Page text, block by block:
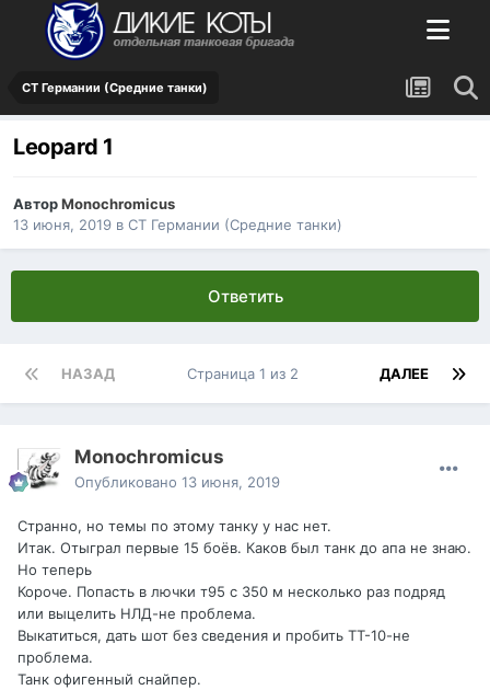
СТ Германии (Средние танки)
Leopard 1
АвторMonochromicus
13 июня, 2019 в СТ Германии (Средние танки)
Ответить
НАЗАД ДАЛЕЕ
Страница 1 из 2
Monochromicus
Опубликовано 13 июня, 2019
Странно, но темы по этому танку у нас нет.
Итак. Отыграл первые 15 боёв. Каков был танк до апа не знаю.
Но теперь
Короче. Попасть в лючки т95 с 350 м несколько раз подряд
или выцелить НЛД-не проблема.
Выкатиться, дать шот без сведения и пробить ТТ-10-не
проблема.
Танк офигенный снайпер.